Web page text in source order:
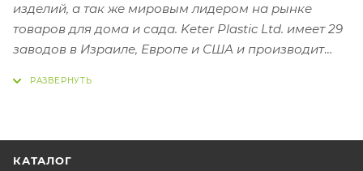
изделий, а так же мировым лидером на рынке
товаров для дома и сада. Keter Plastic Ltd. имеет 29
заводов в Израиле, Европе и США и производит
КАТАЛОГ